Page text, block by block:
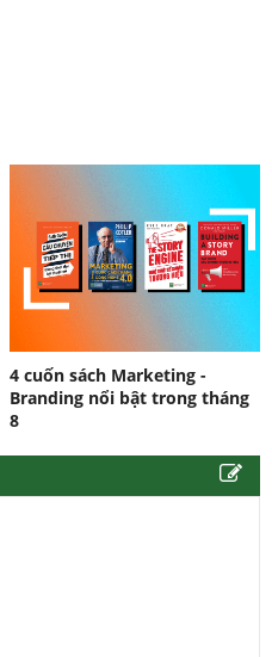
4 cuốn sách Marketing -
Branding nổi bật trong tháng
8